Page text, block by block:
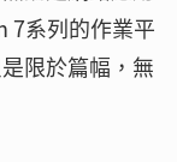
7系列的作業平
限於篇幅，無